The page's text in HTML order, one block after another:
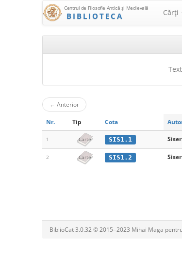
Centrul de Filosofie Antică şi Medievală
BIBLIOTECA Cărţi
← Anterior
Nr. Tip Cota
1 Carte SIS1.1
2 Carte SIS1.2
BiblioCat 3.0.32 © 2015‒2023 Mihai Maga